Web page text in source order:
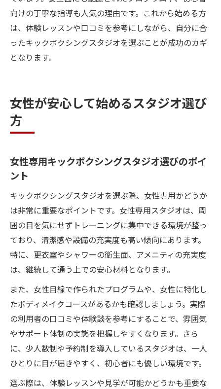
向けの丁寧な指導も人気の理由です。これから始める方
は、体験レッスンや口コミを参考にしながら、自分に合
ったキックボクシングスタジオを選ぶことが成功のカギ
となります。
女性が安心して始めるスタジオ選び
方
女性専用キックボクシングスタジオ選びのポイ
ント
キックボクシングスタジオを選ぶ際、女性専用かどうか
は非常に重要なポイントです。女性専用スタジオは、周
囲の目を気にせずトレーニングに集中できる環境が整っ
ており、清潔感や設備の充実度も高い傾向にあります。
特に、更衣室やシャワーの衛生面、アメニティの充実度
は、継続して通う上での安心材料となります。
また、女性目線で作られたプログラムや、女性に特化し
たボディメイクコースがあるかも確認しましょう。実際
の利用者の口コミや体験談を参考にすることで、雰囲気
やサポート体制の実態を把握しやすくなります。さら
に、少人数制や予約制を導入しているスタジオは、一人
ひとりに目が届きやすく、初心者にも優しい環境です。
選ぶ際は、体験レッスンや見学が可能かどうかも重要な